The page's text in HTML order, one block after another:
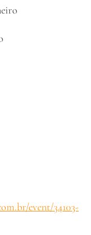
event/34103-